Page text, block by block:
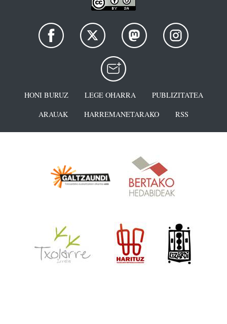
HONI BURUZ LEGE OHARRA
PUBLIZITATEA
ARAUAK
HARREMANETARAKO RSS